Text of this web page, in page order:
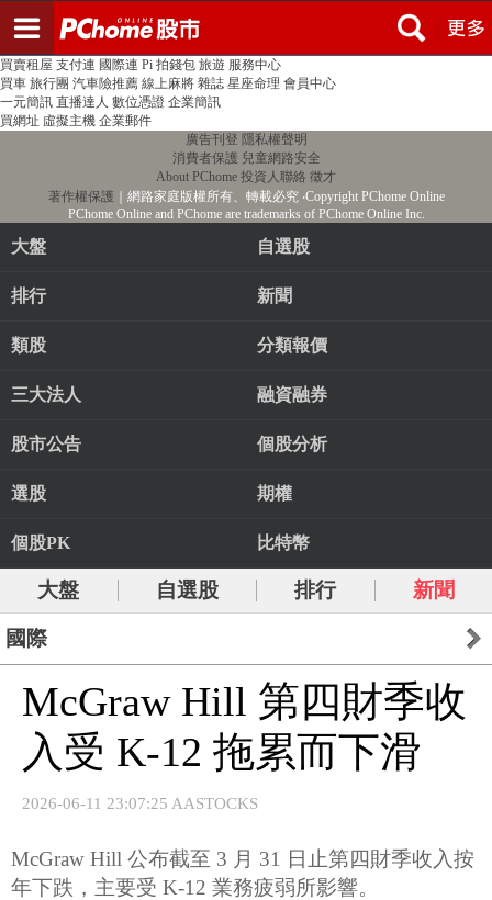
PChome首頁 線上購物 24h購物 書店
買賣租屋 支付連 國際連 Pi 拍錢包 旅遊 服務中心
買車 旅行團 汽車險推薦 線上麻將 雜誌 星座命理 會員中心
一元簡訊 直播達人 數位憑證 企業簡訊
買網址 虛擬主機 企業郵件
廣告刊登 隱私權聲明
消費者保護 兒童網路安全
About PChome 投資人聯絡 徵才
著作權保護 ｜網路家庭版權所有、轉載必究‧Copyright PChome Online
PChome Online and PChome are trademarks of PChome Online Inc.
大盤 自選股
排行 新聞
類股 分類報價
三大法人 融資融券
股市公告 個股分析
選股 期權
個股PK 比特幣
大盤 自選股 排行 新聞
國際
McGraw Hill 第四財季收
入受 K-12 拖累而下滑
2026-06-11 23:07:25 AASTOCKS
McGraw Hill 公布截至 3 月 31 日止第四財季收入按
年下跌，主要受 K-12 業務疲弱所影響。